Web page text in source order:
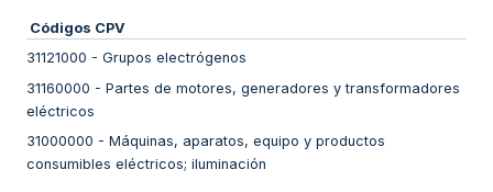
Códigos CPV
31121000 - Grupos electrógenos
31160000 - Partes de motores, generadores y transformadores
eléctricos
31000000 - Máquinas, aparatos, equipo y productos
consumibles eléctricos; iluminación